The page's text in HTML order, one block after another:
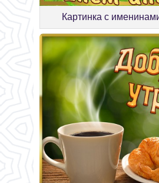
Картинка с